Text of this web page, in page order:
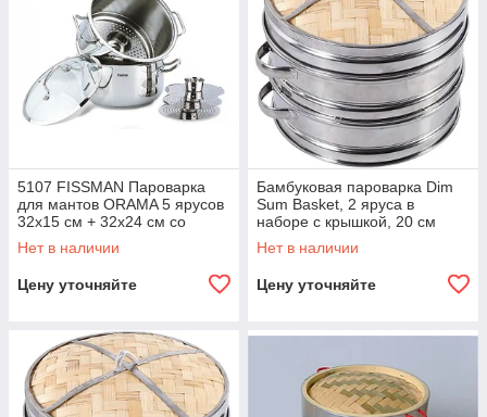
5107 FISSMAN Пароварка
для мантов ORAMA 5 ярусов
32x15 см + 32x24 см со
стеклянной крышкой (нерж.
сталь)
Нет в наличии
Цену уточняйте
Бамбуковая пароварка Dim
Sum Basket, 2 яруса в
наборе с крышкой, 20 см
Нет в наличии
Цену уточняйте